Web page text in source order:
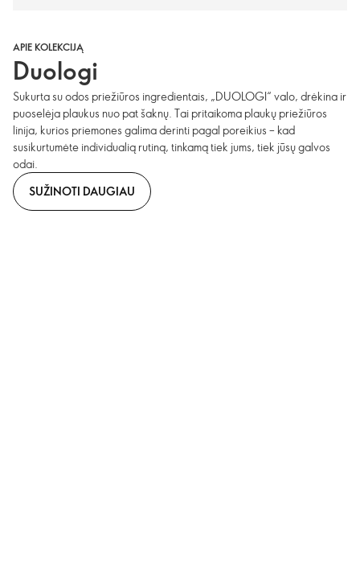
APIE KOLEKCIJĄ
Duologi
Sukurta su odos priežiūros ingredientais, „DUOLOGI“ valo, drėkina ir
puoselėja plaukus nuo pat šaknų. Tai pritaikoma plaukų priežiūros
linija, kurios priemones galima derinti pagal poreikius – kad
susikurtumėte individualią rutiną, tinkamą tiek jums, tiek jūsų galvos
odai.
SUŽINOTI DAUGIAU